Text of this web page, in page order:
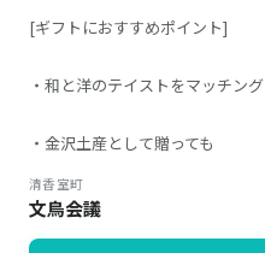
[ギフトにおすすめポイント]
・和と洋のテイストをマッチング
・金沢土産として贈っても
清香室町
文鳥会議